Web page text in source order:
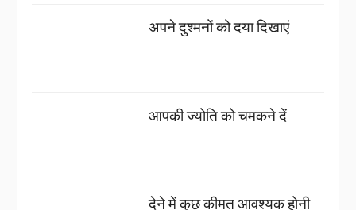
अपने दुश्मनों को दया दिखाएं
आपकी ज्योति को चमकने दें
देने में कुछ कीमत आवश्यक होनी